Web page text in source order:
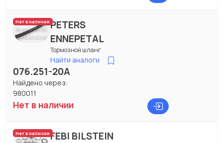
Нет в наличииPETERS
ENNEPETAL
Тормозной шланг
Найти аналоги
076.251-20A
Найдено через:
980011
Нет в наличии
Нет в наличииFEBI BILSTEIN